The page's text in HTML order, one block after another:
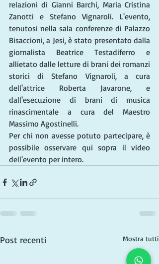
relazioni di Gianni Barchi, Maria Cristina
Zanotti e Stefano Vignaroli. L'evento,
tenutosi nella sala conferenze di Palazzo
Bisaccioni, a Jesi, è stato presentato dalla
giornalista Beatrice Testadiferro e
allietato dalle letture di brani dei romanzi
storici di Stefano Vignaroli, a cura
dell'attrice Roberta Javarone, e
dall'esecuzione di brani di musica
rinascimentale a cura del Maestro
Massimo Agostinelli.
Per chi non avesse potuto partecipare, è
possibile osservare qui sopra il video
dell'evento per intero.
Post recenti Mostra tutti